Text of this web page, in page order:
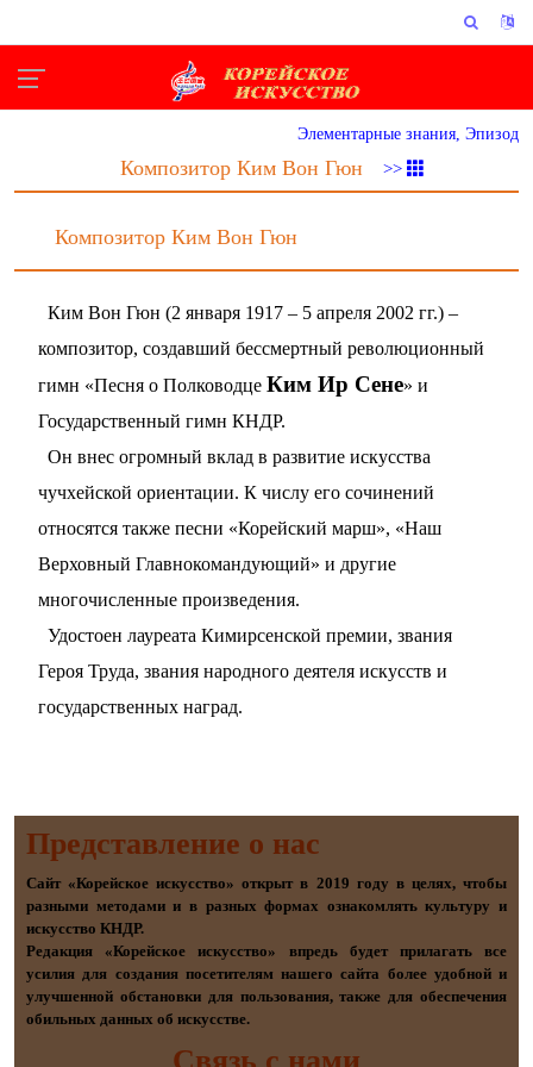
Элементарные знания, Эпизод
Композитор Ким Вон Гюн >>
Композитор Ким Вон Гюн
Ким Вон Гюн (2 января 1917 – 5 апреля 2002 гг.) –
композитор, создавший бессмертный революционный
гимн «Песня о Полководце Ким Ир Сене» и
Государственный гимн КНДР.
Он внес огромный вклад в развитие искусства
чучхейской ориентации. К числу его сочинений
относятся также песни «Корейский марш», «Наш
Верховный Главнокомандующий» и другие
многочисленные произведения.
Удостоен лауреата Кимирсенской премии, звания
Героя Труда, звания народного деятеля искусств и
государственных наград.
Представление о наc
Сайт «Корейское искусство» открыт в 2019 году в целях, чтобы
разными методами и в разных формах ознакомлять культуру и
искусство КНДР.
Редакция «Корейское искусство» впредь будет прилагать все
усилия для создания посетителям нашего сайта более удобной и
улучшенной обстановки для пользования, также для обеспечения
обильных данных об искусстве.